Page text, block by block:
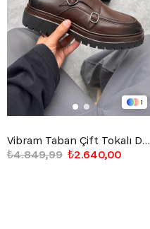
1
Vibram Taban Çift Tokalı Deri Loafer Ayakkabı Kahverengi
₺2.640,00
₺4.849,99